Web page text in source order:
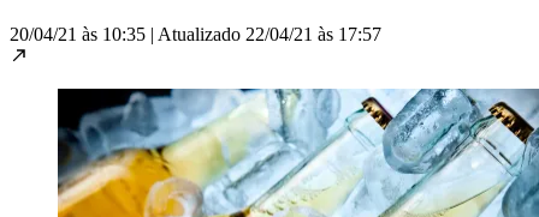
20/04/21 às 10:35 | Atualizado 22/04/21 às 17:57